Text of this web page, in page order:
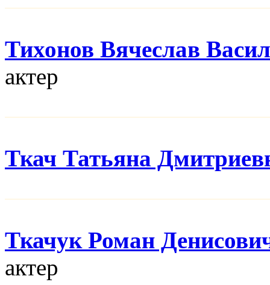
Тихонов Вячеслав
актер
Ткач Татьяна
Ткачук Роман
актер